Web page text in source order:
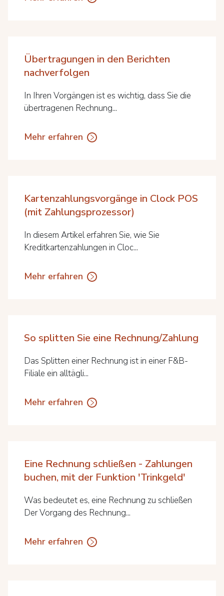
Übertragungen in den Berichten
nachverfolgen
In Ihren Vorgängen ist es wichtig, dass Sie die
übertragenen Rechnung...
Mehr erfahren
Kartenzahlungsvorgänge in Clock POS
(mit Zahlungsprozessor)
In diesem Artikel erfahren Sie, wie Sie
Kreditkartenzahlungen in Cloc...
Mehr erfahren
So splitten Sie eine Rechnung/Zahlung
Das Splitten einer Rechnung ist in einer F&B-
Filiale ein alltägli...
Mehr erfahren
Eine Rechnung schließen - Zahlungen
buchen, mit der Funktion 'Trinkgeld'
Was bedeutet es, eine Rechnung zu schließen
Der Vorgang des Rechnung...
Mehr erfahren